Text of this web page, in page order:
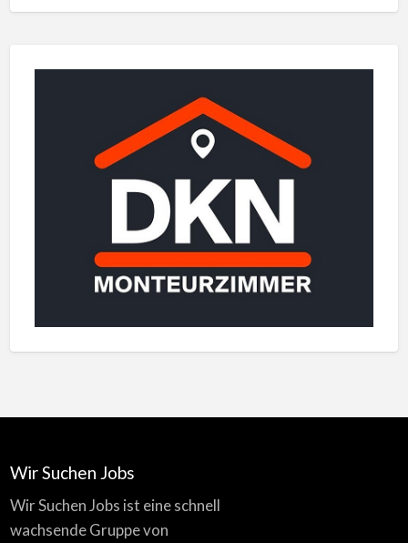
Wir Suchen Jobs
Wir Suchen Jobs ist eine schnell
wachsende Gruppe von